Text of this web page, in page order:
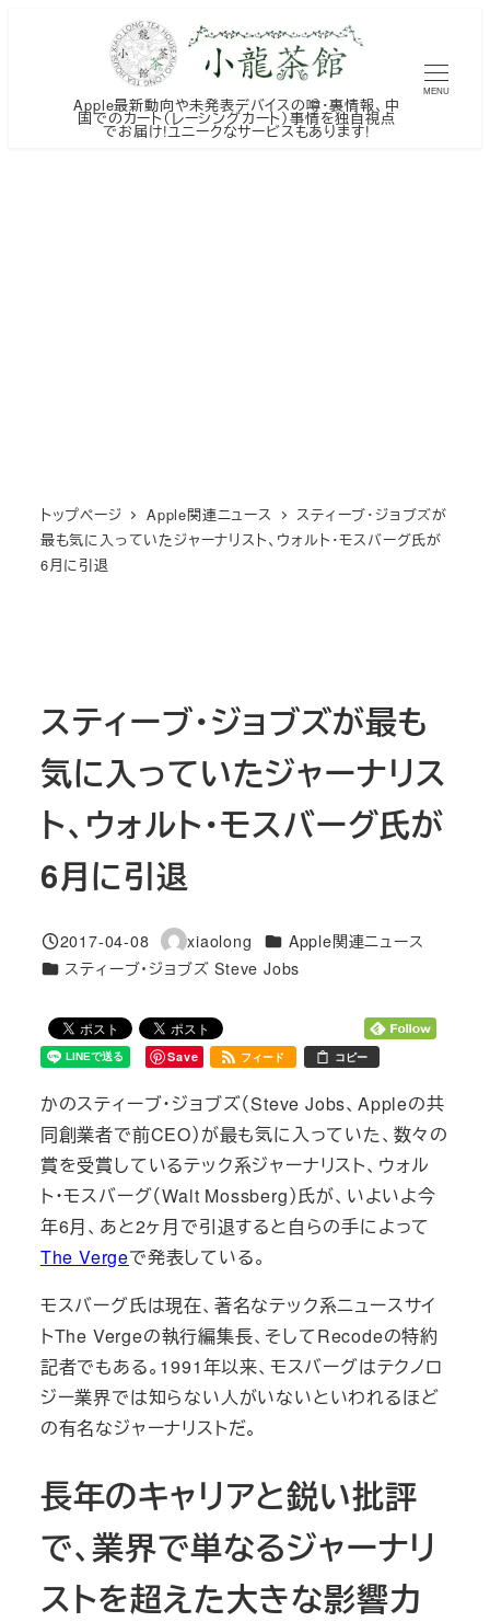
Apple最新動向や未発表デバイスの噂・裏情報、中
国でのカート（レーシングカート）事情を独自視点
でお届け!ユニークなサービスもあります!
MENU
トップページ Apple関連ニュース
スティーブ・ジョブズが
最も気に入っていたジャーナリスト、ウォルト・モスバーグ氏が
6月に引退
スティーブ・ジョブズが最も
気に入っていたジャーナリス
ト、ウォルト・モスバーグ氏が
6月に引退
投稿日
2017-04-08
著
者
xiaolong カテゴリー
Apple関連ニュース
カテゴリー
スティーブ・ジョブズ Steve Jobs
Save フィード コピー
かのスティーブ・ジョブズ（Steve Jobs、Appleの共
同創業者で前CEO）が最も気に入っていた、数々の
賞を受賞しているテック系ジャーナリスト、ウォル
ト・モスバーグ（Walt Mossberg）氏が、いよいよ今
年6月、あと2ヶ月で引退すると自らの手によって
The Vergeで発表している。
モスバーグ氏は現在、著名なテック系ニュースサイ
トThe Vergeの執行編集長、そしてRecodeの特約
記者でもある。1991年以来、モスバーグはテクノロ
ジー業界では知らない人がいないといわれるほど
の有名なジャーナリストだ。
長年のキャリアと鋭い批評
で、業界で単なるジャーナリ
ストを超えた大きな影響力